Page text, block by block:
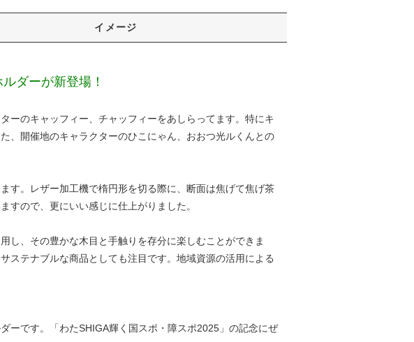
イメージ
ダーが新登場！
ーのキャッフィー、チャッフィーをあしらってます。特にキ
、開催地のキャラクターのひこにゃん、おおつ光ルくんとの
す。レザー加工機で楕円形を切る際に、断面は焦げて焦げ茶
すので、更にいい感じに仕上がりました。
し、その豊かな木目と手触りを存分に楽しむことができま
ステナブルな商品としても注目です。地域資源の活用による
ーです。「わたSHIGA輝く国スポ・障スポ2025」の記念にぜ